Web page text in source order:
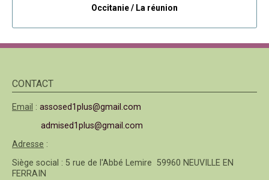
Occitanie / La réunion
CONTACT
Email : assosed1plus@gmail.com
admised1plus@gmail.com
Adresse :
Siège social : 5 rue de l'Abbé Lemire 59960 NEUVILLE EN
FERRAIN